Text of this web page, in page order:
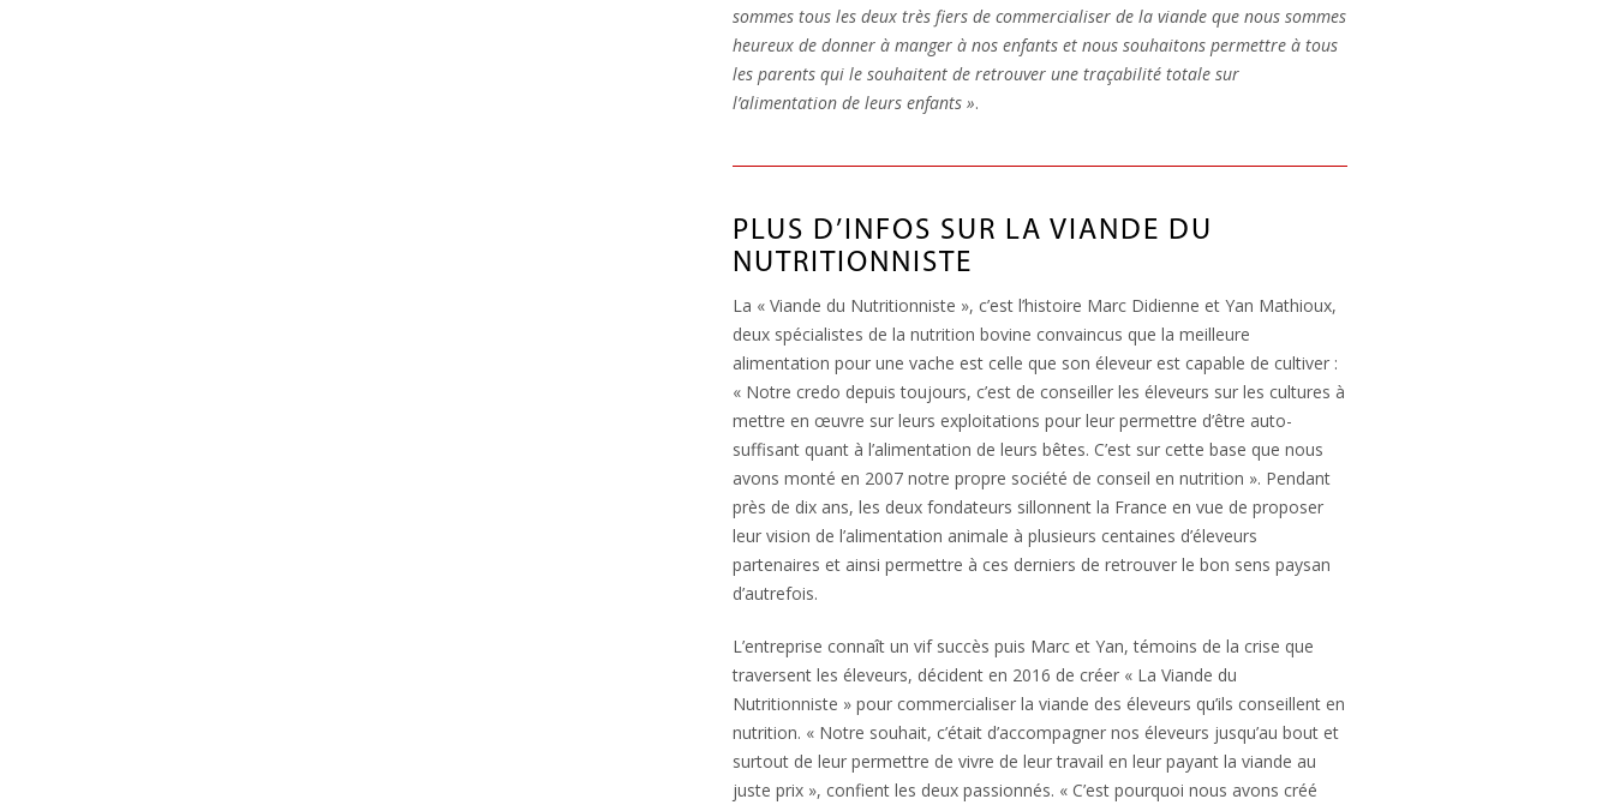
sommes tous les deux très fiers de commercialiser de la viande que nous sommes
heureux de donner à manger à nos enfants et nous souhaitons permettre à tous
les parents qui le souhaitent de retrouver une traçabilité totale sur
l’alimentation de leurs enfants ».
PLUS D’INFOS SUR LA VIANDE DU
NUTRITIONNISTE
La « Viande du Nutritionniste », c’est l’histoire Marc Didienne et Yan Mathioux,
deux spécialistes de la nutrition bovine convaincus que la meilleure
alimentation pour une vache est celle que son éleveur est capable de cultiver :
« Notre credo depuis toujours, c’est de conseiller les éleveurs sur les cultures à
mettre en œuvre sur leurs exploitations pour leur permettre d’être auto-
suffisant quant à l’alimentation de leurs bêtes. C’est sur cette base que nous
avons monté en 2007 notre propre société de conseil en nutrition ». Pendant
près de dix ans, les deux fondateurs sillonnent la France en vue de proposer
leur vision de l’alimentation animale à plusieurs centaines d’éleveurs
partenaires et ainsi permettre à ces derniers de retrouver le bon sens paysan
d’autrefois.
L’entreprise connaît un vif succès puis Marc et Yan, témoins de la crise que
traversent les éleveurs, décident en 2016 de créer « La Viande du
Nutritionniste » pour commercialiser la viande des éleveurs qu’ils conseillent en
nutrition. « Notre souhait, c’était d’accompagner nos éleveurs jusqu’au bout et
surtout de leur permettre de vivre de leur travail en leur payant la viande au
juste prix », confient les deux passionnés. « C’est pourquoi nous avons créé